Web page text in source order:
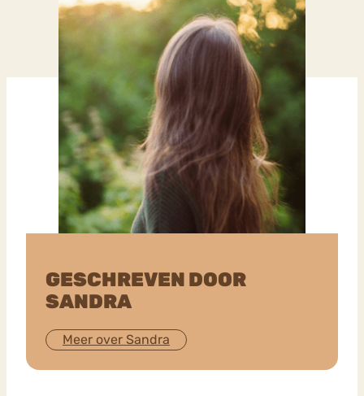
GESCHREVEN DOOR
SANDRA
Meer over Sandra